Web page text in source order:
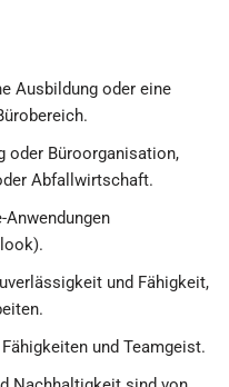
Ausbildung oder eine
oder Büroorganisation,
Abfallwirtschaft.
und Fähigkeit,
und Teamgeist.